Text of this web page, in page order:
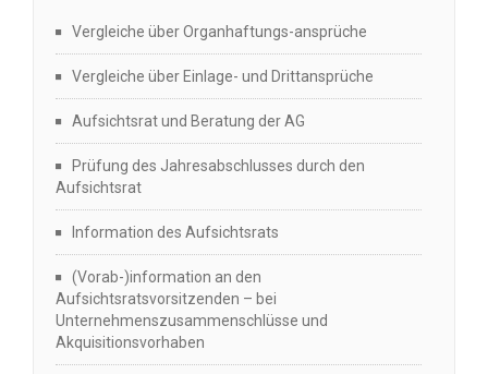
Vergleiche über Organhaftungs-ansprüche
Vergleiche über Einlage- und Drittansprüche
Aufsichtsrat und Beratung der AG
Prüfung des Jahresabschlusses durch den
Aufsichtsrat
Information des Aufsichtsrats
(Vorab-)information an den
Aufsichtsratsvorsitzenden – bei
Unternehmenszusammenschlüsse und
Akquisitionsvorhaben